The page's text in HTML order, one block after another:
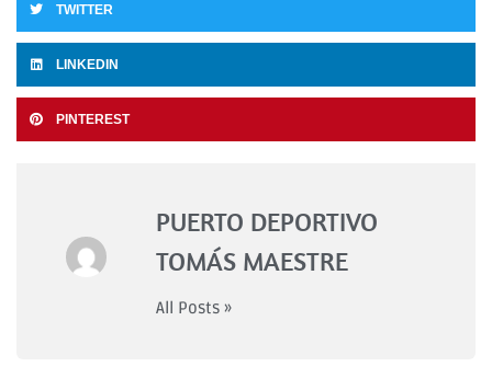
TWITTER
LINKEDIN
PINTEREST
PUERTO DEPORTIVO
TOMÁS MAESTRE
All Posts »